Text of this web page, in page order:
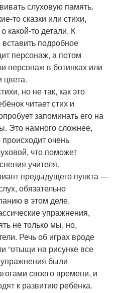
слуховую память.
то сказки или стихи,
какой-то детали. К
подробное
персонаж, а потом
персонаж в ботинках или
цвета.
но не так, как это
читает стих и
запоминать его на
Это намного сложнее,
очень
что поможет
учителя.
предыдущего пункта —
обязательно
в этом деле.
упражнения,
не только мы, но,
Речь об играх вроде
“отыщи на рисунке все
упражнения были
своего времени, и
к развитию ребёнка.